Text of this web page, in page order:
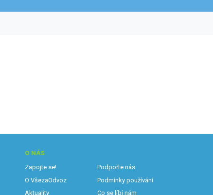
O NÁS
Zapojte se!
O VšezaOdvoz
Aktuality
Podpořte nás
Podmínky používání
Co se líbí nám